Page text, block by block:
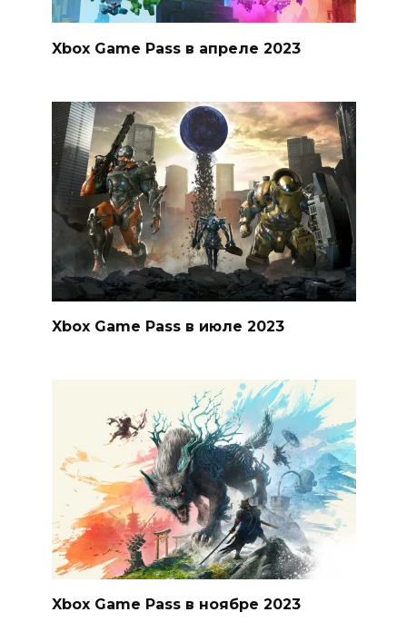
Xbox Game Pass в апреле 2023
Xbox Game Pass в июле 2023
Xbox Game Pass в ноябре 2023